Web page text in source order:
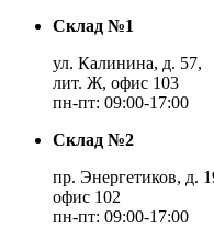
Склад №1
ул. Калинина, д. 57,
лит. Ж, офис 103
пн-пт: 09:00-17:00
Склад №2
пр. Энергетиков, д.
офис 102
пн-пт: 09:00-17:00